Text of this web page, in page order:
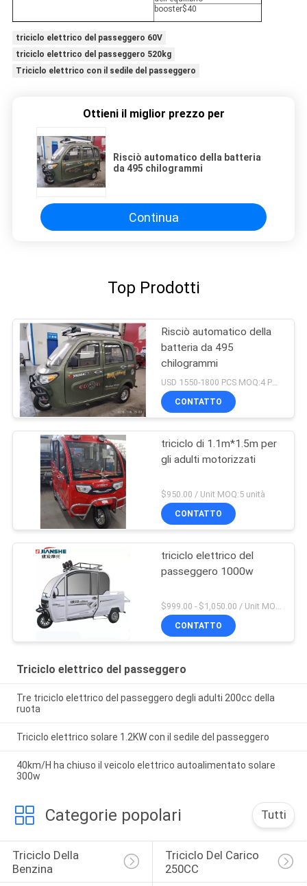
booster$40
triciclo elettrico del passeggero 60V
triciclo elettrico del passeggero 520kg
Triciclo elettrico con il sedile del passeggero
Ottieni il miglior prezzo per
Risciò automatico della batteria
da 495 chilogrammi
Continua
Top Prodotti
Risciò automatico della
batteria da 495
chilogrammi
USD 1550-1800 PCS MOQ:4 PCS
CONTATTO
triciclo di 1.1m*1.5m per
gli adulti motorizzati
$950.00 / Unit MOQ:5 unità
CONTATTO
triciclo elettrico del
passeggero 1000w
CONTATTO
Triciclo elettrico del passeggero
Tre triciclo elettrico del passeggero degli adulti 200cc della
ruota
Triciclo elettrico solare 1.2KW con il sedile del passeggero
40km/H ha chiuso il veicolo elettrico autoalimentato solare
300w
Categorie popolari Tutti
Triciclo Della
Benzina
Triciclo Del Carico
250CC